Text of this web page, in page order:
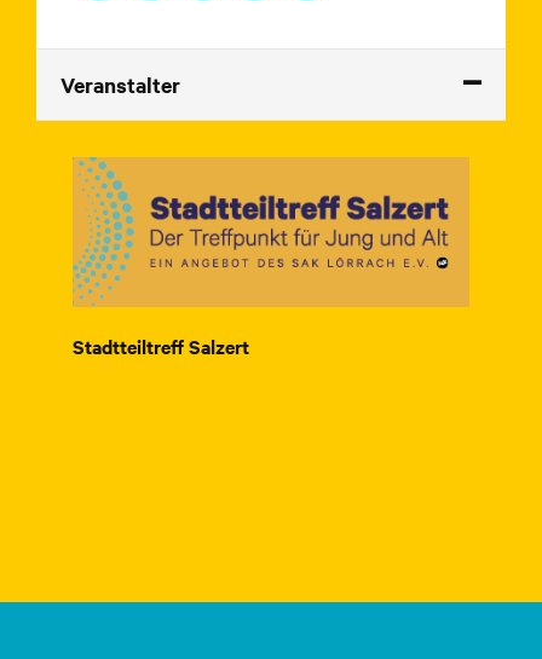
Veranstalter
Stadtteiltreff Salzert